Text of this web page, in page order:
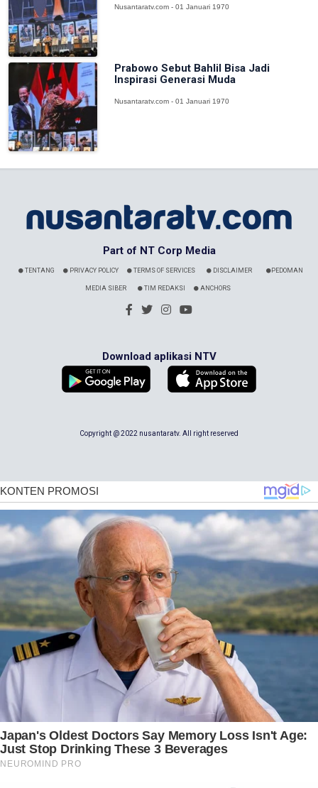
Nusantaratv.com - 01 Januari 1970
Prabowo Sebut Bahlil Bisa Jadi
Inspirasi Generasi Muda
Nusantaratv.com - 01 Januari 1970
Part of NT Corp Media
TENTANG PRIVACY POLICY TERMS OF SERVICES DISCLAIMER PEDOMAN
MEDIA SIBER TIM REDAKSI ANCHORS
Download aplikasi NTV
Copyright @ 2022 nusantaratv. All right reserved